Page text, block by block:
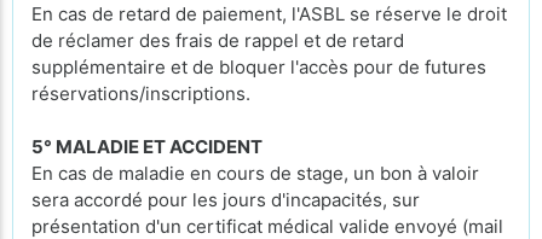
En cas de retard de paiement, l'ASBL se réserve le droit
de réclamer des frais de rappel et de retard
supplémentaire et de bloquer l'accès pour de futures
réservations/inscriptions.
5° MALADIE ET ACCIDENT
En cas de maladie en cours de stage, un bon à valoir
sera accordé pour les jours d'incapacités, sur
présentation d'un certificat médical valide envoyé (mail